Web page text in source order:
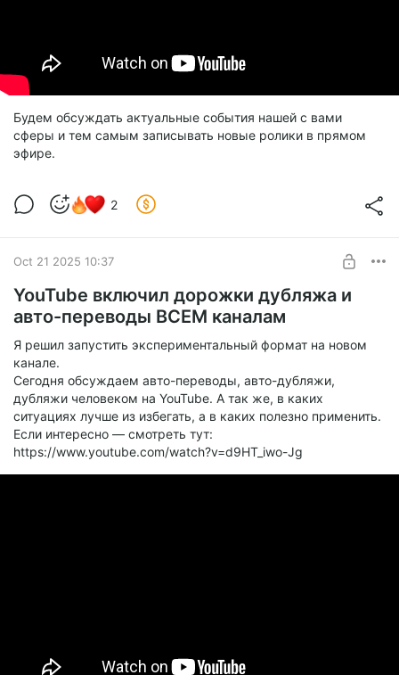
Будем обсуждать актуальные события нашей с вами
сферы и тем самым записывать новые ролики в прямом
эфире.
2
Oct 21 2025 10:37
YouTube включил дорожки дубляжа и
авто-переводы ВСЕМ каналам
Я решил запустить экспериментальный формат на новом
канале.
Сегодня обсуждаем авто-переводы, авто-дубляжи,
дубляжи человеком на YouTube. А так же, в каких
ситуациях лучше из избегать, а в каких полезно применить.
Если интересно — смотреть тут:
https://www.youtube.com/watch?v=d9HT_iwo-Jg